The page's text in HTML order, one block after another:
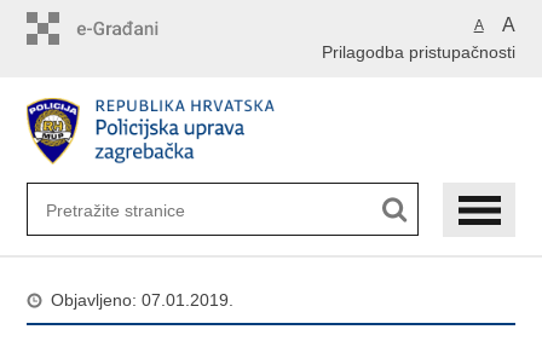
A A
Prilagodba pristupačnosti
Objavljeno: 07.01.2019.